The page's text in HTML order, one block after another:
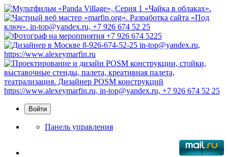
Панель управления